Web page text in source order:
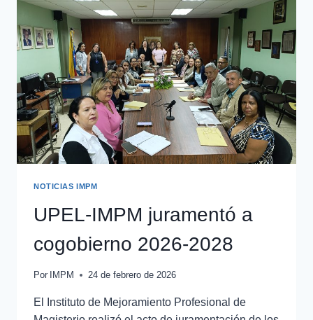
NOTICIAS IMPM
UPEL-IMPM juramentó a
cogobierno 2026-2028
Por IMPM 24 de febrero de 2026
El Instituto de Mejoramiento Profesional de